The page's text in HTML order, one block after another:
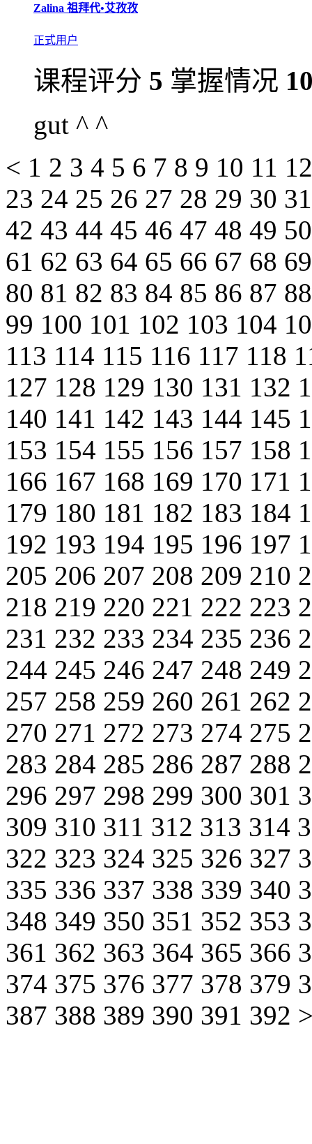
Zalina 祖拜代•艾孜孜
正式用户
课程评分 5 掌握情况
gut ^ ^
< 1 2 3 4 5 6 7 8 9 10 11
23 24 25 26 27 28 29 30
42 43 44 45 46 47 48 49
61 62 63 64 65 66 67 68
80 81 82 83 84 85 86 87
99 100 101 102 103 104
113 114 115 116 117 118
127 128 129 130 131 132
140 141 142 143 144 145
153 154 155 156 157 158
166 167 168 169 170 171
179 180 181 182 183 184
192 193 194 195 196 197
205 206 207 208 209 210
218 219 220 221 222 223
231 232 233 234 235 236
244 245 246 247 248 249
257 258 259 260 261 262
270 271 272 273 274 275
283 284 285 286 287 288
296 297 298 299 300 301
309 310 311 312 313 314
322 323 324 325 326 327
335 336 337 338 339 340
348 349 350 351 352 353
361 362 363 364 365 366
374 375 376 377 378 379
387 388 389 390 391 392